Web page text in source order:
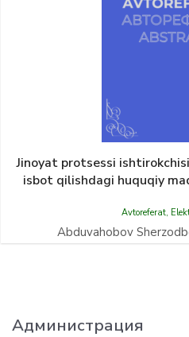
Jinoyat protsessi
isbot qilishdagi huquqiy
Avtoreferat,
Abduvahobov
Администрация